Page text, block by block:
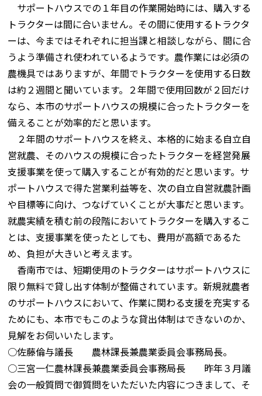
サポートハウスでの１年目の作業開始時には、購入する
トラクターは間に合いません。その間に使用するトラクタ
ーは、今まではそれぞれに担当課と相談しながら、間に合
うよう準備され使われているようです。農作業には必須の
農機具ではありますが、年間でトラクターを使用する日数
は約２週間と聞いています。２年間で使用回数が２回だけ
なら、本市のサポートハウスの規模に合ったトラクターを
備えることが効率的だと思います。
２年間のサポートハウスを終え、本格的に始まる自立自
営就農、そのハウスの規模に合ったトラクターを経営発展
支援事業を使って購入することが有効的だと思います。サ
ポートハウスで得た営業利益等を、次の自立自営就農計画
や目標等に向け、つなげていくことが大事だと思います。
就農実績を積む前の段階においてトラクターを購入するこ
とは、支援事業を使ったとしても、費用が高額であるた
め、負担が大きいと考えます。
香南市では、短期使用のトラクターはサポートハウスに
限り無料で貸し出す体制が整備されています。新規就農者
のサポートハウスにおいて、作業に関わる支援を充実する
ためにも、本市でもこのような貸出体制はできないのか、
見解をお伺いいたします。
○佐藤倫与議長 農林課長兼農業委員会事務局長。
○三宮一仁農林課長兼農業委員会事務局長 昨年３月議
会の一般質問で御質問をいただいた内容につきまして、そ